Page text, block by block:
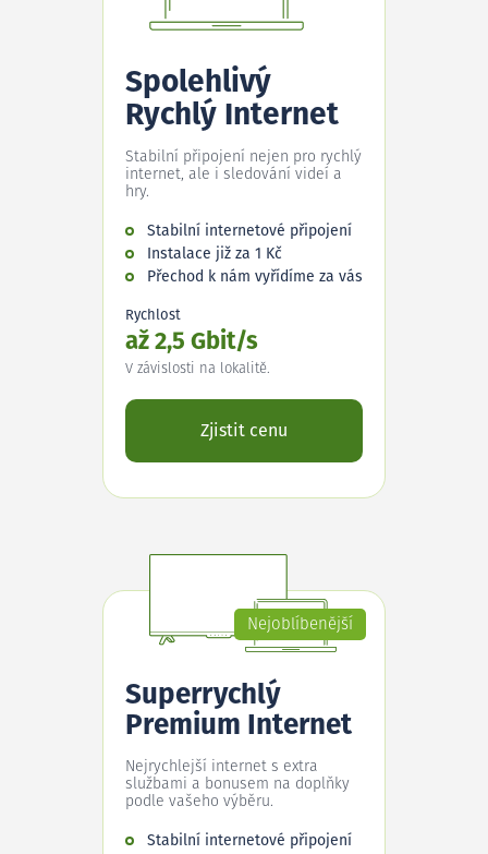
Spolehlivý
Rychlý Internet
Stabilní připojení nejen pro rychlý
internet, ale i sledování videí a
hry.
Stabilní internetové připojení
Instalace již za 1 Kč
Přechod k nám vyřídíme za vás
Rychlost
až 2,5 Gbit/s
V závislosti na lokalitě.
Zjistit cenu
Nejoblíbenější
Superrychlý
Premium Internet
Nejrychlejší internet s extra
službami a bonusem na doplňky
podle vašeho výběru.
Stabilní internetové připojení